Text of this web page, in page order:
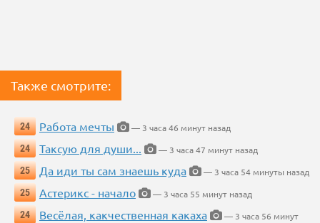
Также смотрите:
24 Работа мечты
— 3 часа 46 минут назад
24
Таксую для души...
— 3 часа 47 минут назад
25
Да иди ты сам знаешь куда
— 3 часа 54 минуты назад
25
Астерикс - начало
— 3 часа 55 минут назад
24
Весёлая, какчественная какаха
— 3 часа 56 минут